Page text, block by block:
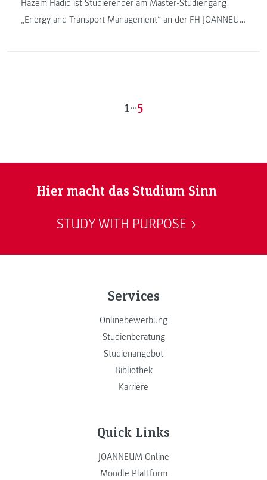
Hazem Hadid ist Studierender am Master-Studiengang
„Energy and Transport Management“ an der FH JOANNEUM
1...5
Hier macht das Studium Sinn
STUDY WITH PURPOSE
Services
Onlinebewerbung
Studienberatung
Studienangebot
Bibliothek
Karriere
Quick Links
JOANNEUM Online
Moodle Plattform